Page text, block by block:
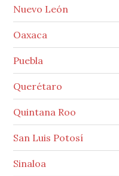
Nuevo León
Oaxaca
Puebla
Querétaro
Quintana Roo
San Luis Potosí
Sinaloa